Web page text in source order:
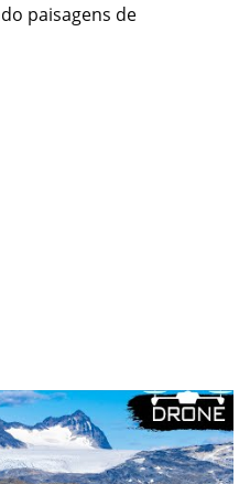
paisagens de